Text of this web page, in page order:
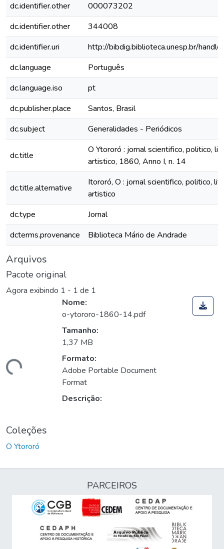
dc.identifier.other
000073202
dc.identifier.other
344008
dc.identifier.uri
http://bibdig.biblioteca.unesp.br/
dc.language
Português
dc.language.iso
pt
dc.publisher.place
Santos, Brasil
dc.subject
Generalidades - Periódicos
dc.title
O Ytororó : jornal scientifico, politico,
artistico, 1860, Anno I, n. 14
dc.title.alternative
Itororó, O : jornal scientifico, politico,
artistico
dc.type
Jornal
dcterms.provenance
Biblioteca Mário de Andrade
Arquivos
Pacote original
Agora exibindo 1 - 1 de 1
Nome:
o-ytororo-1860-14.pdf
Tamanho:
1,37 MB
Formato:
Adobe Portable Document
Format
Descrição:
Coleções
O Ytororó
PARCEIROS